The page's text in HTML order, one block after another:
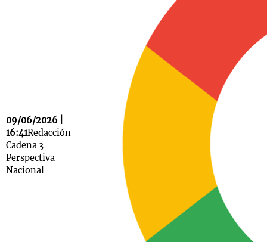
09/06/2026 |
16:41Redacción
Cadena 3
Perspectiva
Nacional